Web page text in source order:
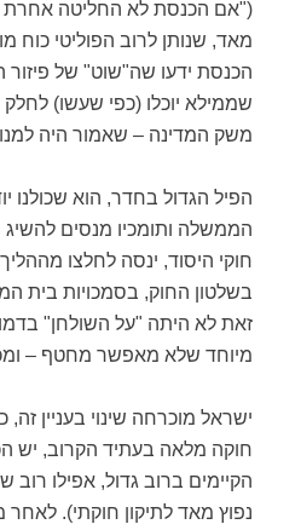
מאד, שנותן לרוב הפוליטי כוח
הכנסת ידעו שה"שוט" של פיזור
שממילא יוכלו (כפי שעשו) לחלק
משק המדינה – שאמור היה
הפיל הגדול בחדר, הוא שכולנו
חוקי היסוד, ינסה לחלצו
בשלטון החוק, בסמכויות בית
זאת לא היתה "על השולחן"
מיוחד שלא מאפשר מחטף –
ישראל מוכרחה שינוי בעניין
חוקה מלאה בעתיד הקרוב, יש
נפוץ מאד לתיקון חוקתי). לאחר